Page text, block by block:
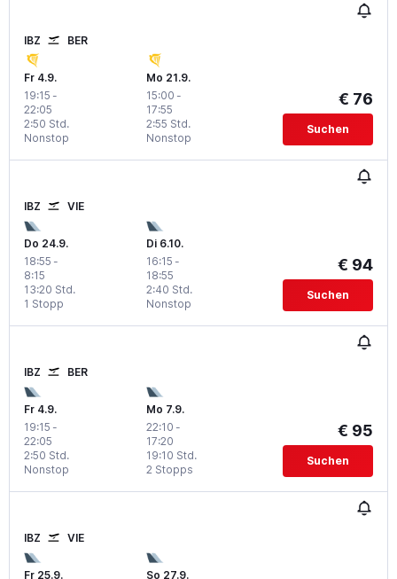
IBZ BER
Fr 4.9.
19:15 -
22:05
Nonstop
2:50 Std.
Mo 21.9.
15:00 -
17:55
Nonstop
2:55 Std.
€ 76
Suchen
IBZ VIE
Do 24.9.
18:55 -
8:15
1 Stopp
13:20 Std.
Di 6.10.
16:15 -
18:55
Nonstop
2:40 Std.
€ 94
Suchen
IBZ BER
Fr 4.9.
19:15 -
22:05
Nonstop
2:50 Std.
Mo 7.9.
22:10 -
17:20
2 Stopps
19:10 Std.
€ 95
Suchen
IBZ VIE
Fr 25.9. So 27.9.